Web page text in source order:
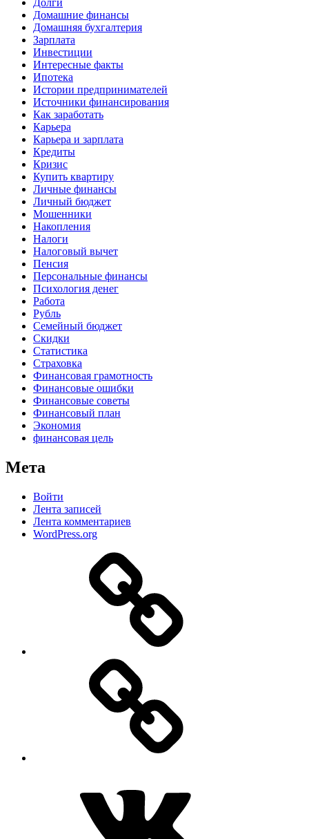
Долги
Домашние финансы
Домашняя бухгалтерия
Зарплата
Инвестиции
Интересные факты
Ипотека
Истории предпринимателей
Источники финансирования
Как заработать
Карьера
Карьера и зарплата
Кредиты
Кризис
Купить квартиру
Личные финансы
Личный бюджет
Мошенники
Накопления
Налоги
Налоговый вычет
Пенсия
Персональные финансы
Психология денег
Работа
Рубль
Семейный бюджет
Скидки
Статистика
Страховка
Финансовая грамотность
Финансовые ошибки
Финансовые советы
Финансовый план
Экономия
финансовая цель
Мета
Войти
Лента записей
Лента комментариев
WordPress.org